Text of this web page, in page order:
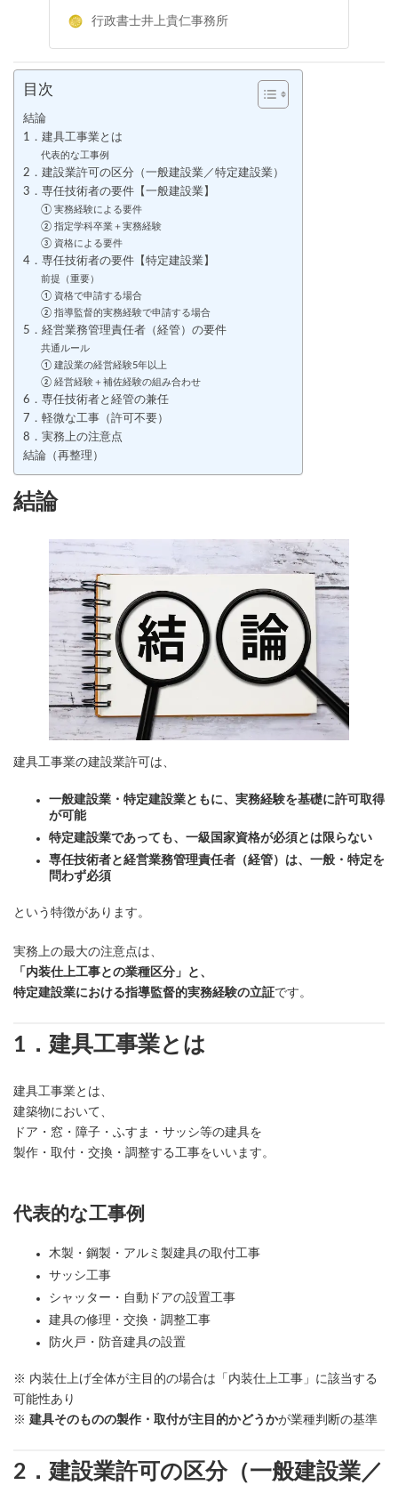
行政書士井上貴仁事務所
目次
結論
1．建具工事業とは
代表的な工事例
2．建設業許可の区分（一般建設業／特定建設業）
3．専任技術者の要件【一般建設業】
① 実務経験による要件
② 指定学科卒業＋実務経験
③ 資格による要件
4．専任技術者の要件【特定建設業】
前提（重要）
① 資格で申請する場合
② 指導監督的実務経験で申請する場合
5．経営業務管理責任者（経管）の要件
共通ルール
① 建設業の経営経験5年以上
② 経営経験＋補佐経験の組み合わせ
6．専任技術者と経管の兼任
7．軽微な工事（許可不要）
8．実務上の注意点
結論（再整理）
結論
建具工事業の建設業許可は、
一般建設業・特定建設業ともに、実務経験を基礎に許可取得
が可能
特定建設業であっても、一級国家資格が必須とは限らない
専任技術者と経営業務管理責任者（経管）は、一般・特定を
問わず必須
という特徴があります。
実務上の最大の注意点は、
「内装仕上工事との業種区分」と、
特定建設業における指導監督的実務経験の立証です。
1．建具工事業とは
建具工事業とは、
建築物において、
ドア・窓・障子・ふすま・サッシ等の建具を
製作・取付・交換・調整する工事をいいます。
代表的な工事例
木製・鋼製・アルミ製建具の取付工事
サッシ工事
シャッター・自動ドアの設置工事
建具の修理・交換・調整工事
防火戸・防音建具の設置
※ 内装仕上げ全体が主目的の場合は「内装仕上工事」に該当する
可能性あり
※ 建具そのものの製作・取付が主目的かどうかが業種判断の基準
2．建設業許可の区分（一般建設業／